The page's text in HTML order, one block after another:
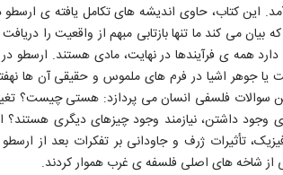
این کتاب، حاوی اندیشه های تکامل یافته ی
که بیان می کند ما تنها بازتابی مبهم از واقعیت را
همه ی فرآیندها در نهایت، مادی هستند. ارسطو
یا جوهر اشیا در فرم های ملموس و حقیقی آن ها
سوالات فلسفی انسان می پردازد: هستی چیست؟
وجود داشتن، نیازمند وجود چیزهای دیگری
تأثیرات ژرف و جاودانی بر تفکرات بعد از
از شاخه های اصلی فلسفه ی غرب هموار کردند.